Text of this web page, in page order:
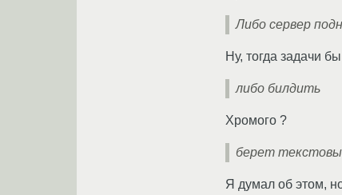
Либо сервер
Ну, тогда задачи
либо билдить
Хромого ?
берет
Я думал об этом,